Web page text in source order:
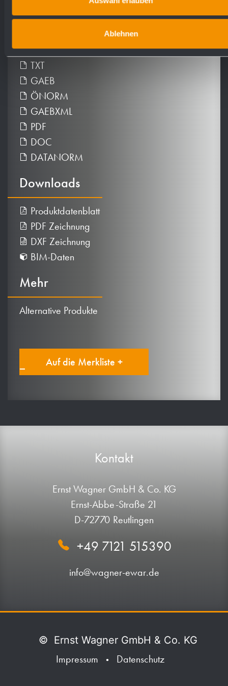
Ablehnen
Ausschreibungstexte
TXT
GAEB
ÖNORM
GAEBXML
PDF
DOC
DATANORM
Downloads
Produktdatenblatt
PDF Zeichnung
DXF Zeichnung
BIM-Daten
Mehr
Alternative Produkte
Auf die Merkliste +
Kontakt
Ernst Wagner GmbH & Co. KG
Ernst-Abbe-Straße 21
D-72770 Reutlingen
+49 7121 515390
info@wagner-ewar.de
© Ernst Wagner GmbH & Co. KG
Impressum
• Datenschutz